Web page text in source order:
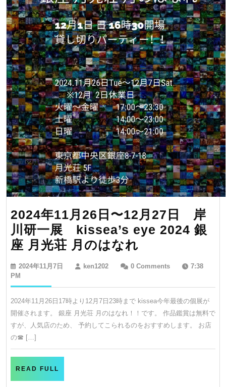
2024年11月26日〜12月27日 岸
川研一展 kissea’s eye 2024 銀
座 月光荘 月のはなれ
月
26
日〜
月
2024年11月7日
2024
7
日
ken1202ken12020 Comments
7:38
PM
2024年11月26日17時より12月7日23時まで kissea今年最後の個展が
開催されます。 銀座 月光荘 月のはなれ！！です。 作品鑑賞は無料で
すが、人気店のため、 予約してこられるのをおすすめします。 お店
の☎︎ […]
READ FULL